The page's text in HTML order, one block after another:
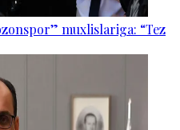
muxlislariga: “Tez